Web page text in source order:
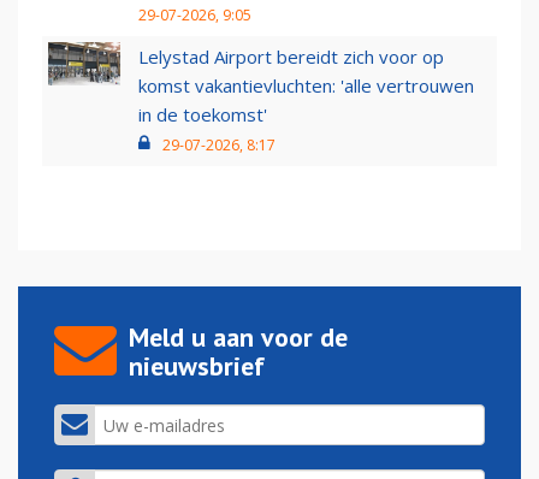
29-07-2026, 9:05
Lelystad Airport bereidt zich voor op
komst vakantievluchten: 'alle vertrouwen
in de toekomst'
29-07-2026, 8:17
Meld u aan voor de
nieuwsbrief